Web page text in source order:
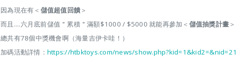
因為現在有＜ 儲值超值回饋＞
而且....六月底前儲值＂累積＂滿額$1000 / $5000 就能再參加＜ 儲值抽獎計畫＞
總共有78個中獎機會啊（海量吉伊卡哇！）
加碼​活動詳情： https://htbktoys.com/news/show.php?kid=1&kid2=&nid=21